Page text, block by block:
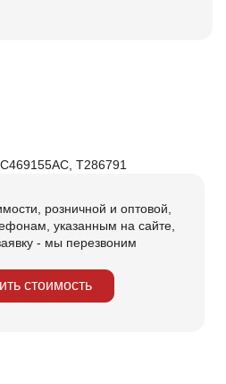
T286791
розничной и оптовой,
указанным на сайте,
- мы перезвоним
стоимость